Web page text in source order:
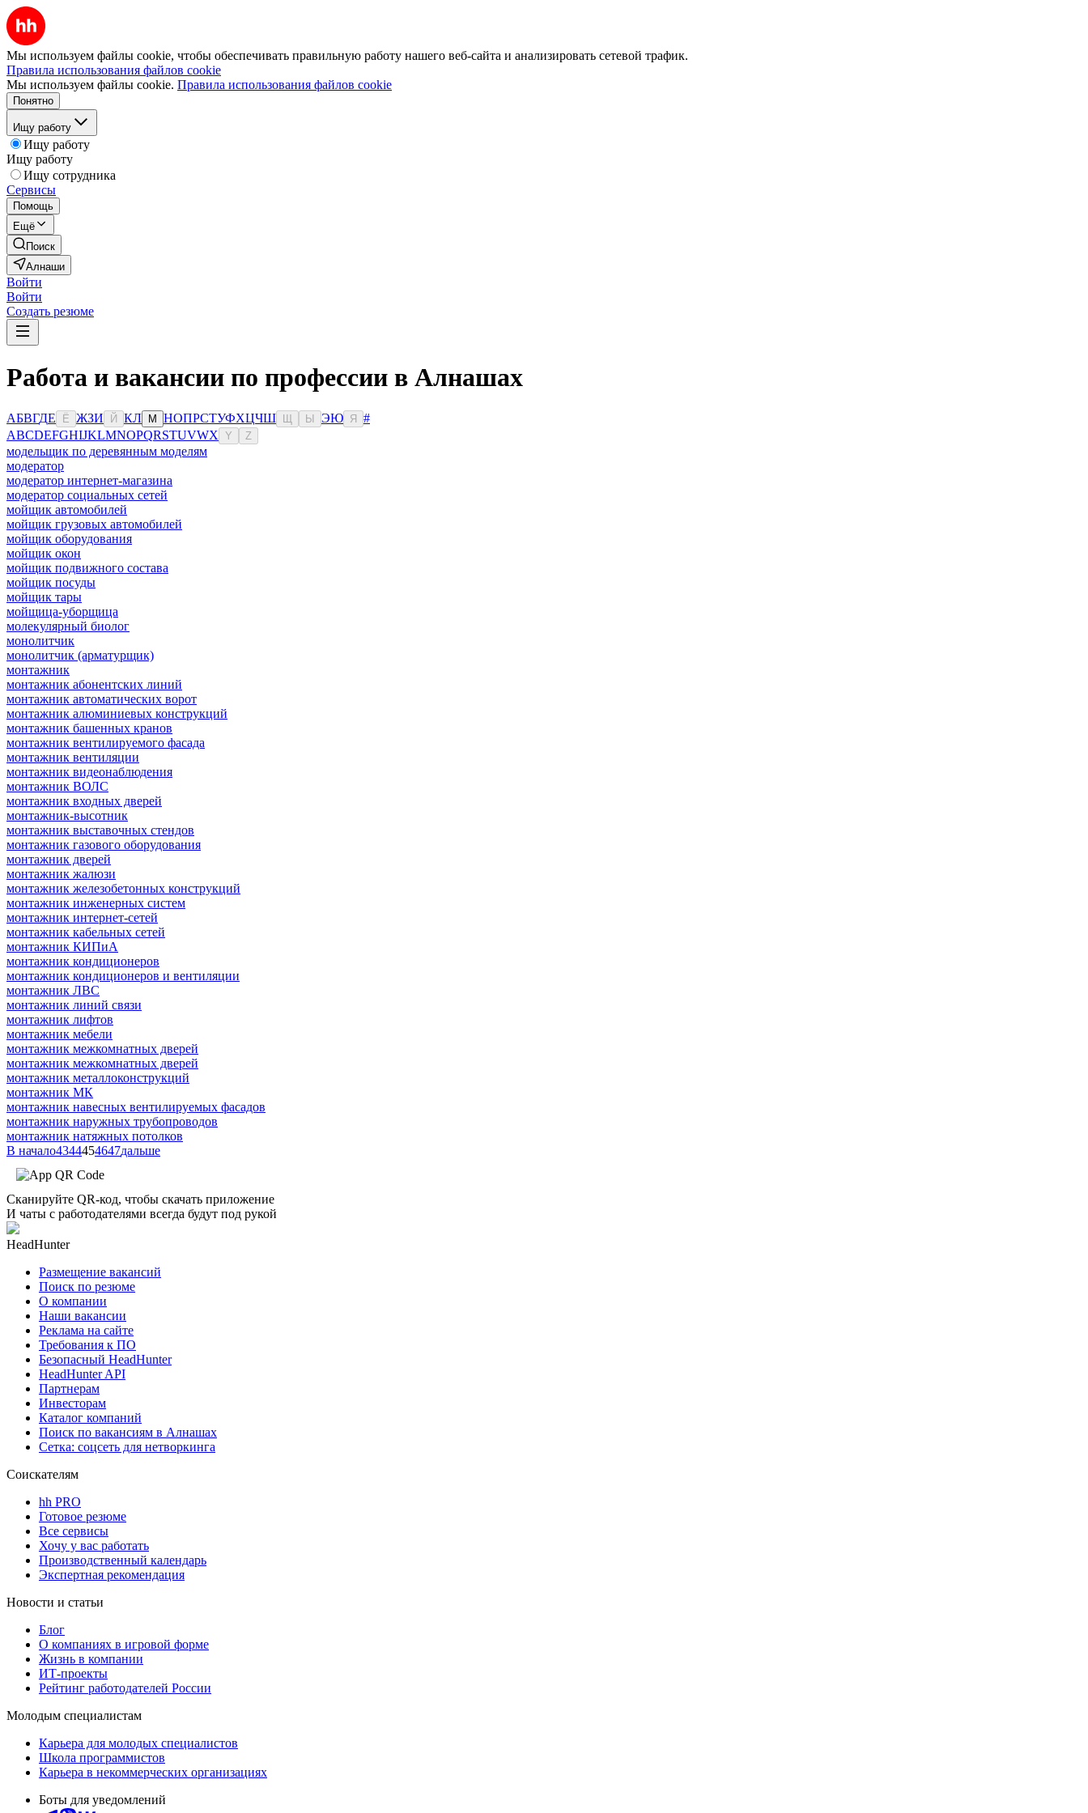
Мы используем файлы cookie, чтобы обеспечивать правильную работу нашего веб-сайта и анализировать сетевой трафик.
Правила использования файлов cookie
Мы используем файлы cookie. Правила использования файлов cookie
Понятно
Ищу работу
Ищу работу
Ищу работу
Ищу сотрудника
Сервисы
Помощь
Ещё
Поиск
Алнаши
Войти
Войти
Создать резюме
Работа и вакансии по профессии в Алнашах
АБВГДЕ Ё ЖЗИ Й КЛ М НОПРСТУФХЦЧШ Ы ЭЮ Я
#
ABCDEFGHIJKLMNOPQRSTUVWX Y Z
модельщик по деревянным моделям
модератор
модератор интернет-магазина
модератор социальных сетей
мойщик автомобилей
мойщик грузовых автомобилей
мойщик оборудования
мойщик окон
мойщик подвижного состава
мойщик посуды
мойщик тары
мойщица-уборщица
молекулярный биолог
монолитчик
монолитчик (арматурщик)
монтажник
монтажник абонентских линий
монтажник автоматических ворот
монтажник алюминиевых конструкций
монтажник башенных кранов
монтажник вентилируемого фасада
монтажник вентиляции
монтажник видеонаблюдения
монтажник ВОЛС
монтажник входных дверей
монтажник-высотник
монтажник выставочных стендов
монтажник газового оборудования
монтажник дверей
монтажник жалюзи
монтажник железобетонных конструкций
монтажник инженерных систем
монтажник интернет-сетей
монтажник кабельных сетей
монтажник КИПиА
монтажник кондиционеров
монтажник кондиционеров и вентиляции
монтажник ЛВС
монтажник линий связи
монтажник лифтов
монтажник мебели
монтажник межкомнатных дверей
монтажник межкомнатных дверей
монтажник металлоконструкций
монтажник МК
монтажник навесных вентилируемых фасадов
монтажник наружных трубопроводов
монтажник натяжных потолков
В начало4344454647дальше
Сканируйте QR-код, чтобы скачать приложение
И чаты с работодателями всегда будут под рукой
HeadHunter
Размещение вакансий
Поиск по резюме
О компании
Наши вакансии
Реклама на сайте
Требования к ПО
Безопасный HeadHunter
HeadHunter API
Партнерам
Инвесторам
Каталог компаний
Поиск по вакансиям в Алнашах
Сетка: соцсеть для нетворкинга
Соискателям
hh PRO
Готовое резюме
Все сервисы
Хочу у вас работать
Производственный календарь
Экспертная рекомендация
Новости и статьи
Блог
О компаниях в игровой форме
Жизнь в компании
ИТ-проекты
Рейтинг работодателей России
Молодым специалистам
Карьера для молодых специалистов
Школа программистов
Карьера в некоммерческих организациях
Боты для уведомлений